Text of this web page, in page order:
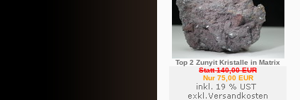
Top 2 Zunyit Kristalle in Matrix
Statt 140,00 EUR
Nur 75,00 EUR